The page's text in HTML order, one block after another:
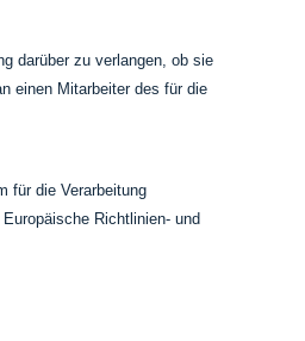
darüber zu verlangen, ob sie
einen Mitarbeiter des für die
für die Verarbeitung
Richtlinien- und